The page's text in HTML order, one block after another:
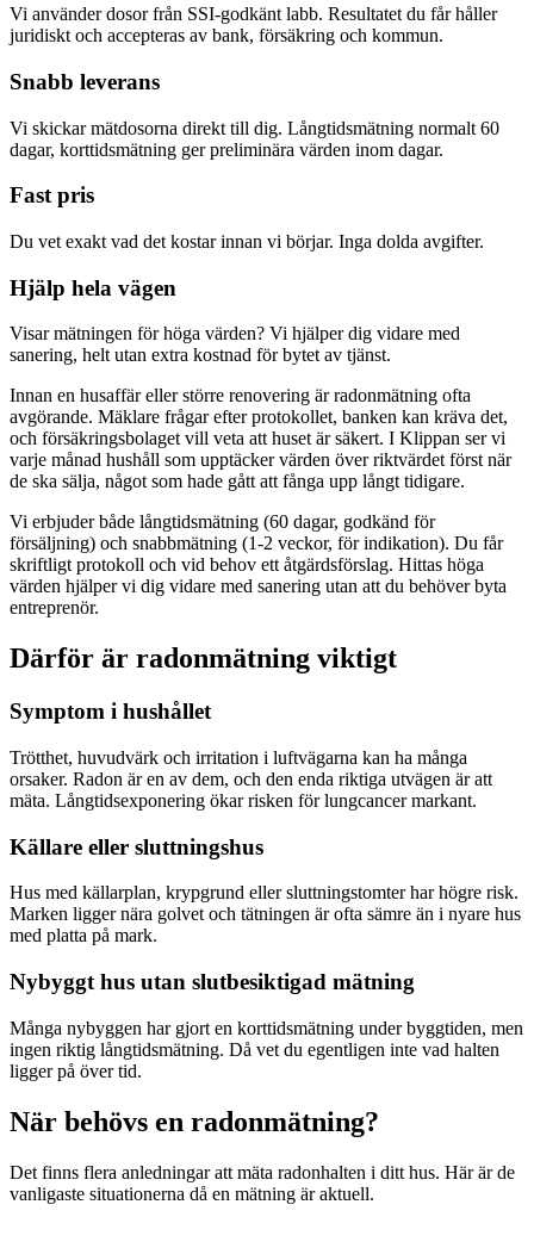
Vi använder dosor från SSI-godkänt labb. Resultatet du får håller
juridiskt och accepteras av bank, försäkring och kommun.
Snabb leverans
Vi skickar mätdosorna direkt till dig. Långtidsmätning normalt 60
dagar, korttidsmätning ger preliminära värden inom dagar.
Fast pris
Du vet exakt vad det kostar innan vi börjar. Inga dolda avgifter.
Hjälp hela vägen
Visar mätningen för höga värden? Vi hjälper dig vidare med
sanering, helt utan extra kostnad för bytet av tjänst.
Innan en husaffär eller större renovering är radonmätning ofta
avgörande. Mäklare frågar efter protokollet, banken kan kräva det,
och försäkringsbolaget vill veta att huset är säkert. I Klippan ser vi
varje månad hushåll som upptäcker värden över riktvärdet först när
de ska sälja, något som hade gått att fånga upp långt tidigare.
Vi erbjuder både långtidsmätning (60 dagar, godkänd för
försäljning) och snabbmätning (1-2 veckor, för indikation). Du får
skriftligt protokoll och vid behov ett åtgärdsförslag. Hittas höga
värden hjälper vi dig vidare med sanering utan att du behöver byta
entreprenör.
Därför är radonmätning viktigt
Symptom i hushållet
Trötthet, huvudvärk och irritation i luftvägarna kan ha många
orsaker. Radon är en av dem, och den enda riktiga utvägen är att
mäta. Långtidsexponering ökar risken för lungcancer markant.
Källare eller sluttningshus
Hus med källarplan, krypgrund eller sluttningstomter har högre risk.
Marken ligger nära golvet och tätningen är ofta sämre än i nyare hus
med platta på mark.
Nybyggt hus utan slutbesiktigad mätning
Många nybyggen har gjort en korttidsmätning under byggtiden, men
ingen riktig långtidsmätning. Då vet du egentligen inte vad halten
ligger på över tid.
När behövs en radonmätning?
Det finns flera anledningar att mäta radonhalten i ditt hus. Här är de
vanligaste situationerna då en mätning är aktuell.